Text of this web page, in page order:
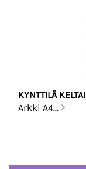
KYNTTILÄ
Arkki A4...